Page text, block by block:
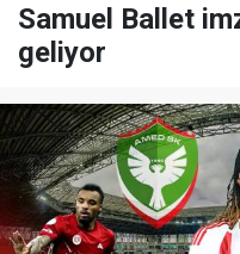
Samuel Ballet
geliyor